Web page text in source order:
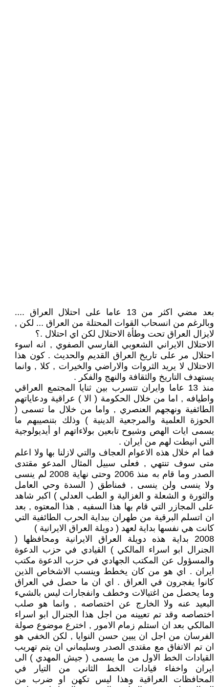
بعد مضي اكثر من 13 عاما على احتلال العراق ....
وبالرغم من انسحاب القوات المحتلة من العراق ... لكن ,
لايزال العراق تحت وطأة الاحتلال لكن اي احتلال .؟
الاحتلال الايراني الشعوبي الفارسي الصفوي , انه اسوء
احتلال مر على تاريخ العراق القديم والحديث . كون هذا
الاحتلال لا يريد الثروات والاراضي والخيرات , كلا , وانما
يستهدف التاريخ والثقافة والنهج والفكر .
منذ 13 عاما وايران تتسرب بين ثنايا المجتمع العراقي
واطيافه , اما من خلال الحكومة ( الا ) عراقية ودعاياتهم
الطائفية ونهجهم العنصري , واما من خلال ما تسمى (
الحوزة العلمية والمرجعية الدينية ) وذلك بتنصيبهم ما
يسمى ايات الهص وشيوح تابعين بولاءاتهم او أيديولوجية
التي انيطت لهم من ايران .
فما ام خلال هذه الاعوام العجاف والتي لازلنا بها ولا اعلم
متى سوف تنتهي , فعلى سبيل المثال المدعو مقتدى
الصدر وما قام به منذ 2006 وحتى نهاية 2008 لم ينسى
ولا ينسى ولن ينسى , فمناطق ( السدة وحي العامل
والثورة و الشعلة و الغزالية و الطب العدلي ) اكبر شاهد
على المجازر التي قام بها هذا السفيه , هذا المعتوه , بعد
ان اتسلم البرقية من طهران ببداية الحرب الطائفية التي
كانت هي نفسها بداية لعهد ( دويلة العراق الايرانية )
2008 بداية هذه دويلة العراق الايرانية ومحافظها (
الجنرال ابو اسراء المالكي ) القيادي في حزب الدعوة
والمسؤول عن المكتب الجهادي في حزب الدعوة مكتب
ايران . اي هو من كان يخطط وينسب الاشخاص الذين
كانوا يفجرون في العراق . اي ان ما حصل في العراق
وما يحصل من اغتيالات وخطف وانفجارات ليس بالشيء
البعيد عنه ولا الخارج عن اختصاصه , وانما هو صلب
اختصاصه وقد تم تعيينه من اجل هذا الجنرال ابو اسراء
المالكي بعد ان استلم زمام الامور , اخترع موضوع صولة
الفرسان من اجل ان يبين حسن النوايا , لكن الخفي هو
ان تم الاتفاق مع مقتدى الصدر وسليماني ان يتم تهريب
القيادات الخط الاول من ما يسمى ( جيش المهدي ) الى
ايران واخفاء قيادات الخط الثاني من التيار في
المحافظات العراقية وهذا ليس تكهن او ضرب من